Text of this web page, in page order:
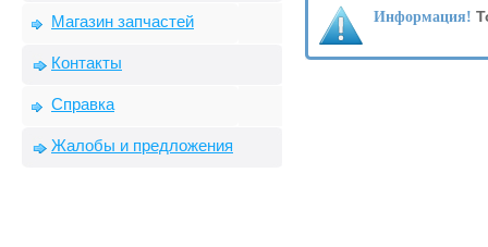
Магазин запчастей
Контакты
Справка
Жалобы и предложения
Информация!